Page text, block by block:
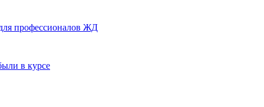
профессионалов ЖД
в курсе